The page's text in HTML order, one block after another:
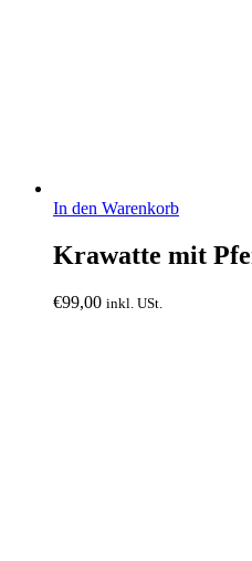
In den Warenkorb
Krawatte mit
€99,00 inkl. USt.